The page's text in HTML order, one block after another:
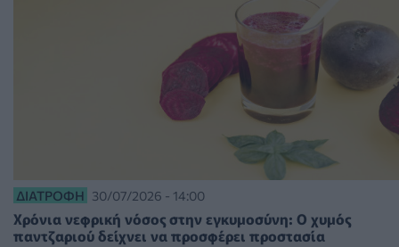
ΔΙΑΤΡΟΦΉ 30/07/2026 - 14:00
Χρόνια νεφρική νόσος στην εγκυμοσύνη: Ο χυμός
παντζαριού δείχνει να προσφέρει προστασία